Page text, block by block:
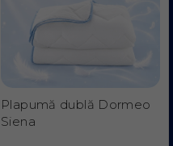
Plapumă dublă Dormeo
Siena